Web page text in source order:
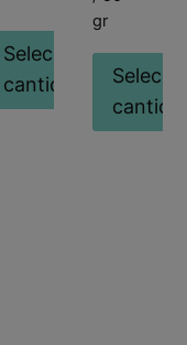
Seleccionar
cantidad
gr
cantidad